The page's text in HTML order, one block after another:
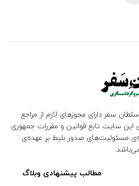
سفر دارای مجوزهای لازم از مراجع
سایت تابع قوانین و مقررات جمهوری
مسئولیت‌های صدور بلیط بر عهده‌ی
مطالب پیشنهادی وبلاگ